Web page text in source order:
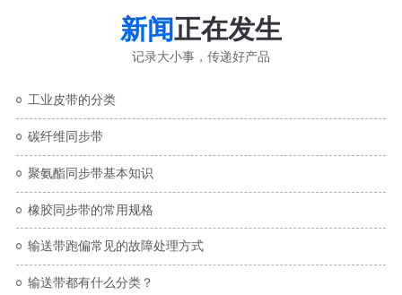
新闻正在发生
记录大小事，传递好产品
工业皮带的分类
碳纤维同步带
聚氨酯同步带基本知识
橡胶同步带的常用规格
输送带跑偏常见的故障处理方式
输送带都有什么分类？